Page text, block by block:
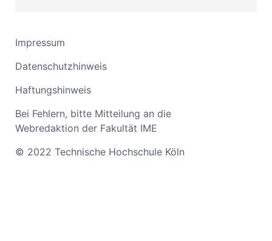
Impressum
Datenschutzhinweis
Haftungshinweis
Bei Fehlern, bitte Mitteilung an die
Webredaktion der Fakultät IME
© 2022 Technische Hochschule Köln